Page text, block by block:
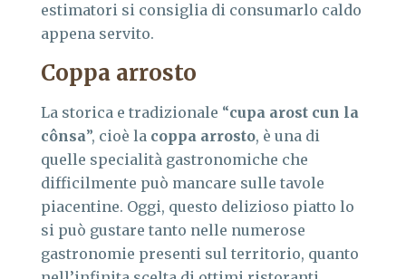
estimatori si consiglia di consumarlo caldo
appena servito.
Coppa arrosto
La storica e tradizionale “cupa arost cun la
cônsa”, cioè la coppa arrosto, è una di
quelle specialità gastronomiche che
difficilmente può mancare sulle tavole
piacentine. Oggi, questo delizioso piatto lo
si può gustare tanto nelle numerose
gastronomie presenti sul territorio, quanto